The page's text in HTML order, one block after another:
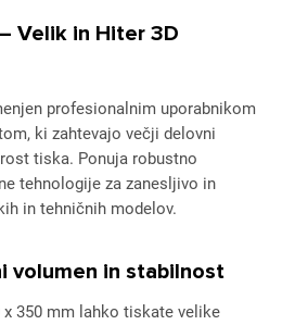
Velik in Hiter 3D
profesionalnim uporabnikom
ki zahtevajo večji delovni
tiska. Ponuja robustno
tehnologije za zanesljivo in
in tehničnih modelov.
volumen in stabilnost
350 mm lahko tiskate velike